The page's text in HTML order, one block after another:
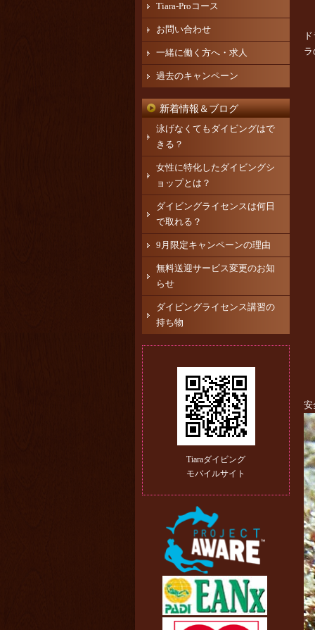
安
Tiara-Proコース
お問い合わせ
一緒に働く方へ・求人
過去のキャンペーン
新着情報＆ブログ
泳げなくてもダイビングはで
きる？
女性に特化したダイビングシ
ョップとは？
ダイビングライセンスは何日
で取れる？
9月限定キャンペーンの理由
無料送迎サービス変更のお知
らせ
ダイビングライセンス講習の
持ち物
Tiaraダイビング
モバイルサイト